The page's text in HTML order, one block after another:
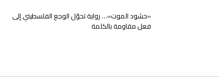
«حشود الموت»… رواية تحوّل الوجع الفلسطيني إلى
فعل مقاومة بالكلمة